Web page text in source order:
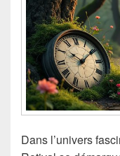
Dans l’univers